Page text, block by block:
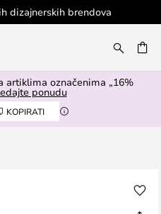
dizajnerskih brendova
artiklima označenima „16%
ponudu
KOPIRATI